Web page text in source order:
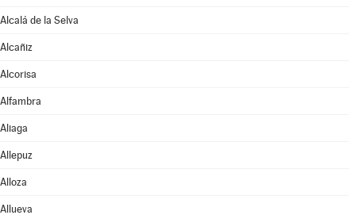
Alcalá de la Selva
Alcañiz
Alcorisa
Alfambra
Aliaga
Allepuz
Alloza
Allueva